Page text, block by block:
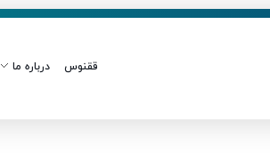
ققنوس درباره ما